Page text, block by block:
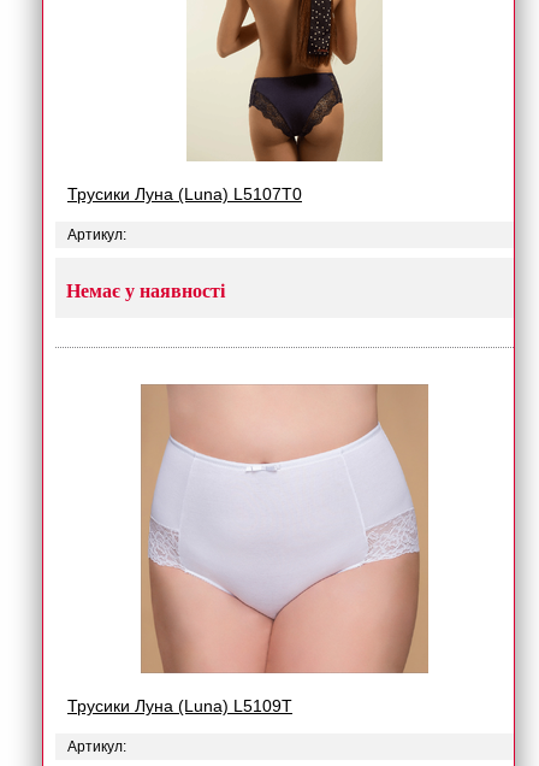
Трусики Луна (Luna) L5107T0
Артикул:
Немає у наявності
Трусики Луна (Luna) L5109T
Артикул: